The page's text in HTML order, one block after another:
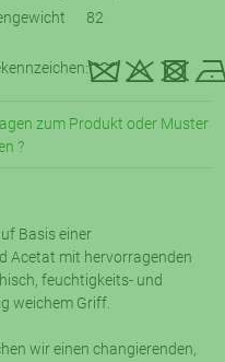
82
zum Produkt oder Muster
?
Basis einer
Acetat mit hervorragenden
feuchtigkeits- und
weichem Griff.
wir einen changierenden,